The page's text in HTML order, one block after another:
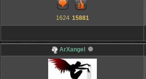
1624 15881
ArXangel